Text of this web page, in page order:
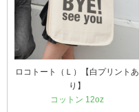
ロコトート（Ｌ）【白プリントあ
り】
コットン 12oz